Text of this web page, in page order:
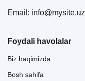
Email: info@mysite.uz
Foydali havolalar
Biz haqimizda
Bosh sahifa